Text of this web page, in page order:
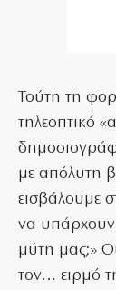
Τούτη τη
τηλεοπτικό
με απόλυτη
εισβάλουμε
να υπάρχουν
μύτη μας;»
τον… ειρμό